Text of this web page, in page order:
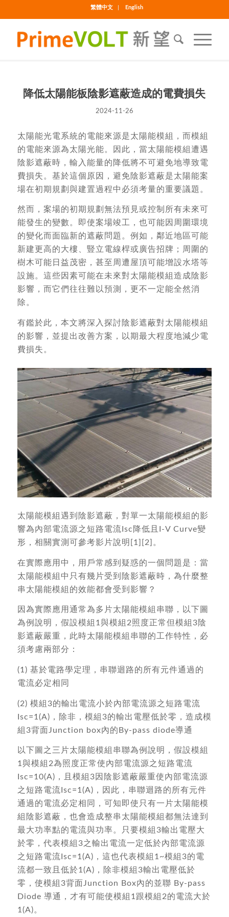
繁體中文 English
降低太陽能板陰影遮蔽造成的電費損失
2024-11-26
太陽能光電系統的電能來源是太陽能模組，而模組
的電能來源為太陽光能。因此，當太陽能模組遭遇
陰影遮蔽時，輸入能量的降低將不可避免地導致電
費損失。基於這個原因，避免陰影遮蔽是太陽能案
場在初期規劃與建置過程中必須考量的重要議題。
然而，案場的初期規劃無法預見或控制所有未來可
能發生的變數。即使案場竣工，也可能因周圍環境
的變化而面臨新的遮蔽問題。例如，鄰近地區可能
新建更高的大樓、豎立電線桿或廣告招牌；周圍的
樹木可能日益茂密，甚至周遭屋頂可能增設水塔等
設施。這些因素可能在未來對太陽能模組造成陰影
影響，而它們往往難以預測，更不一定能全然消
除。
有鑑於此，本文將深入探討陰影遮蔽對太陽能模組
的影響，並提出改善方案，以期最大程度地減少電
費損失。
太陽能模組遇到陰影遮蔽，對單一太陽能模組的影
響為內部電流源之短路電流Isc降低且I-V Curve變
形，相關實測可參考影片說明[1][2]。
在實際應用中，用戶常感到疑惑的一個問題是：當
太陽能模組中只有幾片受到陰影遮蔽時，為什麼整
串太陽能模組的效能都會受到影響？
因為實際應用通常為多片太陽能模組串聯，以下圖
為例說明，假設模組1與模組2照度正常但模組3陰
影遮蔽嚴重，此時太陽能模組串聯的工作特性，必
須考慮兩部分：
(1) 基於電路學定理，串聯迴路的所有元件通過的
電流必定相同
(2) 模組3的輸出電流小於內部電流源之短路電流
Isc=1(A)，除非，模組3的輸出電壓低於零，造成模
組3背面Junction box內的By-pass diode導通
以下圖之三片太陽能模組串聯為例說明，假設模組
1與模組2為照度正常使內部電流源之短路電流
Isc=10(A)，且模組3因陰影遮蔽嚴重使內部電流源
之短路電流Isc=1(A)，因此，串聯迴路的所有元件
通過的電流必定相同，可知即使只有一片太陽能模
組陰影遮蔽，也會造成整串太陽能模組都無法達到
最大功率點的電流與功率。只要模組3輸出電壓大
於零，代表模組3之輸出電流一定低於內部電流源
之短路電流Isc=1(A)，這也代表模組1~模組3的電
流都一致且低於1(A)，除非模組3輸出電壓低於
零，使模組3背面Junction Box內的並聯 By-pass
Diode 導通，才有可能使模組1跟模組2的電流大於
1(A)。